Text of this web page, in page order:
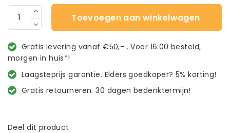
Toevoegen aan winkelwagen
Gratis levering vanaf €50,- . Voor 16:00 besteld,
morgen in huis*!
Laagsteprijs garantie. Elders goedkoper? 5% korting!
Gratis retourneren. 30 dagen bedenktermijn!
Deel dit product